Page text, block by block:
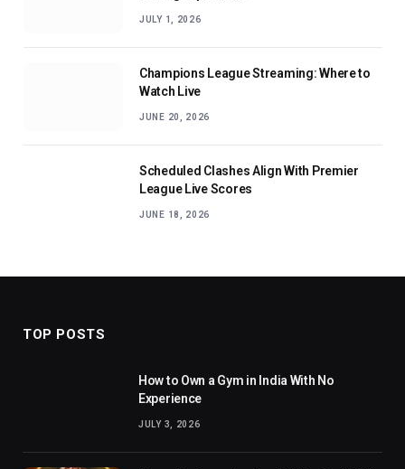
JULY 1, 2026
Champions League Streaming: Where to
Watch Live
JUNE 20, 2026
Scheduled Clashes Align With Premier
League Live Scores
JUNE 18, 2026
TOP POSTS
How to Own a Gym in India With No
Experience
JULY 3, 2026